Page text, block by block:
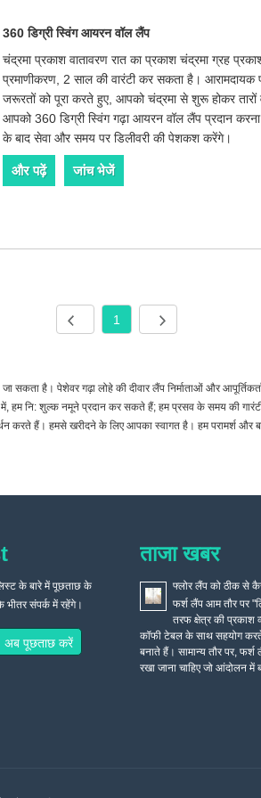
360 डिग्री स्विंग आयरन वॉल लैंप
चंद्रमा प्रकाश वातावरण रात का प्रकाश चंद्रमा ग्रह
प्रमाणीकरण, 2 साल की वारंटी कर सकता है।
जरूरतों को पूरा करते हुए, आपको चंद्रमा से शुरू होकर
आपको 360 डिग्री स्विंग गढ़ा आयरन वॉल लैंप प्रदान
के बाद सेवा और समय पर डिलीवरी की पेशकश करेंगे।
और पढ़ें जांच भेजें
1
सकता है। पेशेवर गढ़ा लोहे की दीवार लैंप निर्माताओं और
हम नि: शुल्क नमूने प्रदान कर सकते हैं; हम प्रसव के समय की
करते हैं। हमसे खरीदने के लिए आपका स्वागत है। हम परामर्श और
के बारे में पूछताछ के
संपर्क में रहेंगे।
ताजा खबर
04/19
जाता है, फ्लोर लैंप की रोशनी
अपनी पसंद के अनुसार चुन
फ्लोर लैंप को ठीक से
फर्श लैंप आम तौर पर
तरफ क्षेत्र की प्रकाश
कॉफी टेबल के साथ सहयोग करते
बनाते हैं। सामान्य तौर पर,
रखा जाना चाहिए जो आंदोलन में